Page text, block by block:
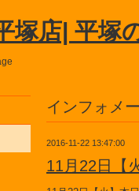
塚店| 平塚
インフォメ
2016-11-22 13:47:00
11月22日【